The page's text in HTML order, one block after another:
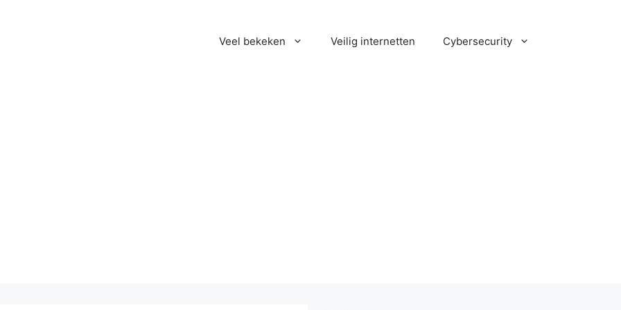
Veel bekeken Veilig internetten Cybersecurity